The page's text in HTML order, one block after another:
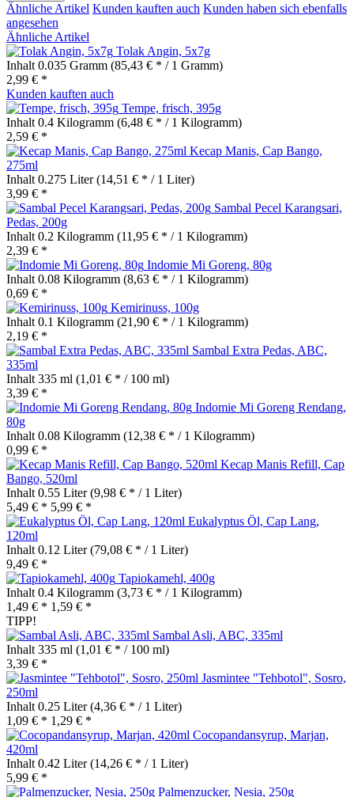
Ähnliche Artikel Kunden kauften auch Kunden haben sich ebenfalls
angesehen
Ähnliche Artikel
Tolak Angin, 5x7g
Inhalt 0.035 Gramm (85,43 € * / 1 Gramm)
2,99 € *
Kunden kauften auch
Tempe, frisch, 395g
Inhalt 0.4 Kilogramm (6,48 € * / 1 Kilogramm)
2,59 € *
Kecap Manis, Cap Bango,
275ml
Inhalt 0.275 Liter(14,51 € * / 1 Liter)
3,99 € *
Sambal Pecel Karangsari,
Pedas, 200g
Inhalt 0.2 Kilogramm (11,95 € * / 1 Kilogramm)
2,39 € *
Indomie Mi Goreng, 80g
Inhalt 0.08 Kilogramm (8,63 € * / 1 Kilogramm)
0,69 € *
Kemirinuss, 100g
Inhalt 0.1 Kilogramm (21,90 € * / 1 Kilogramm)
2,19 € *
Sambal Extra Pedas, ABC,
335ml
Inhalt 335 ml (1,01 € * / 100 ml)
3,39 € *
Indomie Mi Goreng Rendang,
80g
Inhalt 0.08 Kilogramm (12,38 € * / 1 Kilogramm)
0,99 € *
Kecap Manis Refill, Cap
Bango, 520ml
Inhalt 0.55 Liter(9,98 € * / 1 Liter)
5,49 € * 5,99 € *
Eukalyptus Öl, Cap Lang,
120ml
Inhalt 0.12 Liter(79,08 € * / 1 Liter)
9,49 € *
Tapiokamehl, 400g
Inhalt 0.4 Kilogramm (3,73 € * / 1 Kilogramm)
1,49 € * 1,59 € *
TIPP!
Sambal Asli, ABC, 335ml
Inhalt 335 ml (1,01 € * / 100 ml)
3,39 € *
Jasmintee "Tehbotol", Sosro,
250ml
Inhalt 0.25 Liter(4,36 € * / 1 Liter)
1,09 € * 1,29 € *
Cocopandansyrup, Marjan,
420ml
Inhalt 0.42 Liter(14,26 € * / 1 Liter)
5,99 € *
Palmenzucker, Nesia, 250g